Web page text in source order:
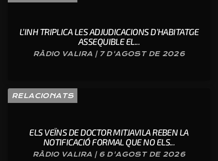
L’INH TRIPLICA LES ADJUDICACIONS D’HABITATGE
ASSEQUIBLE EL...
RÀDIO VALIRA | 7 D'AGOST DE 2026
RELACIONATS
ELS VEÏNS DE DOCTOR MITJAVILA REBEN LA
NOTIFICACIÓ FORMAL QUE NO ELS...
RÀDIO VALIRA | 6 D'AGOST DE 2026